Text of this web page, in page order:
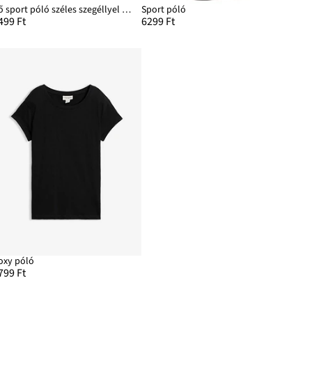
Bő sport póló széles szegéllyel az alján
Ft
Sport póló
6299 Ft
póló
Ft